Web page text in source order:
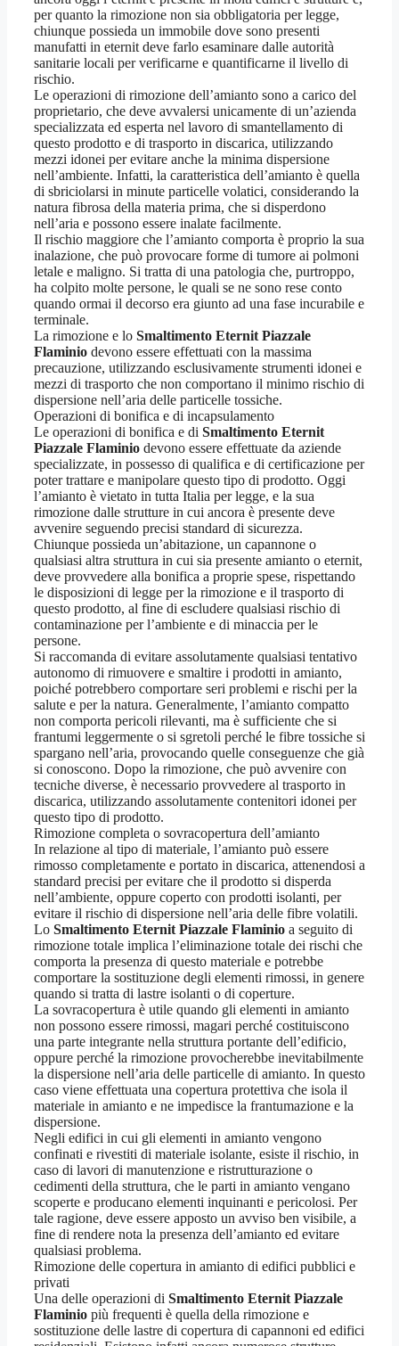
per quanto la rimozione non sia obbligatoria per legge,
chiunque possieda un immobile dove sono presenti
manufatti in eternit deve farlo esaminare dalle autorità
sanitarie locali per verificarne e quantificarne il livello di
rischio.
Le operazioni di rimozione dell’amianto sono a carico del
proprietario, che deve avvalersi unicamente di un’azienda
specializzata ed esperta nel lavoro di smantellamento di
questo prodotto e di trasporto in discarica, utilizzando
mezzi idonei per evitare anche la minima dispersione
nell’ambiente. Infatti, la caratteristica dell’amianto è quella
di sbriciolarsi in minute particelle volatici, considerando la
natura fibrosa della materia prima, che si disperdono
nell’aria e possono essere inalate facilmente.
Il rischio maggiore che l’amianto comporta è proprio la sua
inalazione, che può provocare forme di tumore ai polmoni
letale e maligno. Si tratta di una patologia che, purtroppo,
ha colpito molte persone, le quali se ne sono rese conto
quando ormai il decorso era giunto ad una fase incurabile e
terminale.
La rimozione e lo Smaltimento Eternit Piazzale
Flaminio devono essere effettuati con la massima
precauzione, utilizzando esclusivamente strumenti idonei e
mezzi di trasporto che non comportano il minimo rischio di
dispersione nell’aria delle particelle tossiche.
Operazioni di bonifica e di incapsulamento
Le operazioni di bonifica e di Smaltimento Eternit
Piazzale Flaminio devono essere effettuate da aziende
specializzate, in possesso di qualifica e di certificazione per
poter trattare e manipolare questo tipo di prodotto. Oggi
l’amianto è vietato in tutta Italia per legge, e la sua
rimozione dalle strutture in cui ancora è presente deve
avvenire seguendo precisi standard di sicurezza.
Chiunque possieda un’abitazione, un capannone o
qualsiasi altra struttura in cui sia presente amianto o eternit,
deve provvedere alla bonifica a proprie spese, rispettando
le disposizioni di legge per la rimozione e il trasporto di
questo prodotto, al fine di escludere qualsiasi rischio di
contaminazione per l’ambiente e di minaccia per le
persone.
Si raccomanda di evitare assolutamente qualsiasi tentativo
autonomo di rimuovere e smaltire i prodotti in amianto,
poiché potrebbero comportare seri problemi e rischi per la
salute e per la natura. Generalmente, l’amianto compatto
non comporta pericoli rilevanti, ma è sufficiente che si
frantumi leggermente o si sgretoli perché le fibre tossiche si
spargano nell’aria, provocando quelle conseguenze che già
si conoscono. Dopo la rimozione, che può avvenire con
tecniche diverse, è necessario provvedere al trasporto in
discarica, utilizzando assolutamente contenitori idonei per
questo tipo di prodotto.
Rimozione completa o sovracopertura dell’amianto
In relazione al tipo di materiale, l’amianto può essere
rimosso completamente e portato in discarica, attenendosi a
standard precisi per evitare che il prodotto si disperda
nell’ambiente, oppure coperto con prodotti isolanti, per
evitare il rischio di dispersione nell’aria delle fibre volatili.
Lo Smaltimento Eternit Piazzale Flaminio a seguito di
rimozione totale implica l’eliminazione totale dei rischi che
comporta la presenza di questo materiale e potrebbe
comportare la sostituzione degli elementi rimossi, in genere
quando si tratta di lastre isolanti o di coperture.
La sovracopertura è utile quando gli elementi in amianto
non possono essere rimossi, magari perché costituiscono
una parte integrante nella struttura portante dell’edificio,
oppure perché la rimozione provocherebbe inevitabilmente
la dispersione nell’aria delle particelle di amianto. In questo
caso viene effettuata una copertura protettiva che isola il
materiale in amianto e ne impedisce la frantumazione e la
dispersione.
Negli edifici in cui gli elementi in amianto vengono
confinati e rivestiti di materiale isolante, esiste il rischio, in
caso di lavori di manutenzione e ristrutturazione o
cedimenti della struttura, che le parti in amianto vengano
scoperte e producano elementi inquinanti e pericolosi. Per
tale ragione, deve essere apposto un avviso ben visibile, a
fine di rendere nota la presenza dell’amianto ed evitare
qualsiasi problema.
Rimozione delle copertura in amianto di edifici pubblici e
privati
Una delle operazioni di Smaltimento Eternit Piazzale
Flaminio più frequenti è quella della rimozione e
sostituzione delle lastre di copertura di capannoni ed edifici